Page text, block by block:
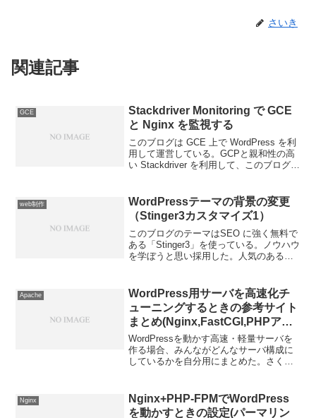
さいき
関連記事
GCE
Stackdriver Monitoring で GCE
と Nginx を監視する
このブログは GCE 上で WordPress を利
用して運営している。GCPと親和性の高
い Stackdriver を利用して、このブログを
Stackdriver 設定GC...
web制作
WordPressテーマの背景の変更
（Stinger3カスタマイズ1）
このブログのテーマはSEO に強く無料で
ある「Stinger3」を使っている。ノウハウ
を学ぼうと思い採用した。人気のあるテ
ザインを変更していく。第1回は背景をカ
スタマイ...
Apache
WordPress用サーバを高速化チ
ューニングするときの参考サイト
まとめ(Nginx,FastCGI,PHPアク
セラレータ,リバースプロキシ)
WordPressを動かす高速・軽量サーバを
作る場合、みんながどんなサーバ構成に
しているかを自分用にまとめた。さくら
の構築例を整理しておく。1. 基本の
LAM...
Nginx
Nginx+PHP-FPMでWordPress
を動かすときの設定(パーマリン